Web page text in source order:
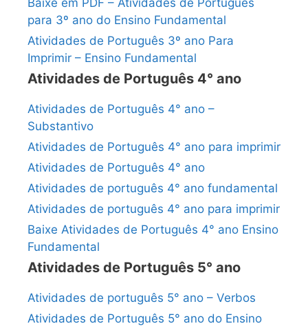
para 3º ano do Ensino Fundamental
Atividades de Português 3º ano Para
Imprimir – Ensino Fundamental
Atividades de Português 4° ano
Atividades de Português 4° ano –
Substantivo
Atividades de Português 4° ano para imprimir
Atividades de Português 4° ano
Atividades de português 4° ano fundamental
Atividades de português 4° ano para imprimir
Baixe Atividades de Português 4° ano Ensino
Fundamental
Atividades de Português 5° ano
Atividades de português 5° ano – Verbos
Atividades de Português 5° ano do Ensino